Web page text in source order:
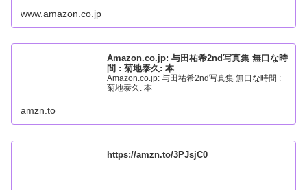
www.amazon.co.jp
Amazon.co.jp: 与田祐希2nd写真集 無口な時
間 : 菊地泰久: 本
Amazon.co.jp: 与田祐希2nd写真集 無口な時間 :
菊地泰久: 本
amzn.to
https://amzn.to/3PJsjC0